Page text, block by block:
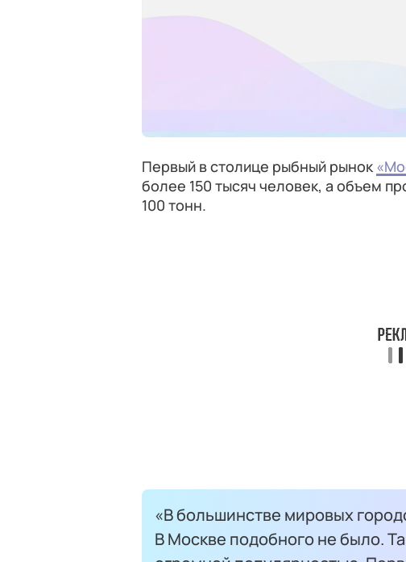
Первый в столице рыбный рынок
более 150 тысяч человек, а объем
100 тонн.
«В большинстве мировых
В Москве подобного не было.